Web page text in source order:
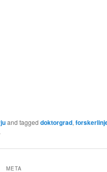
and tagged doktorgrad,
META